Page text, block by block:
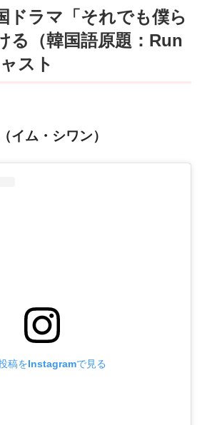
ドラマ「それでも僕ら
る（韓国語原題：Run
スト
イム・シワン）
稿をInstagramで見る